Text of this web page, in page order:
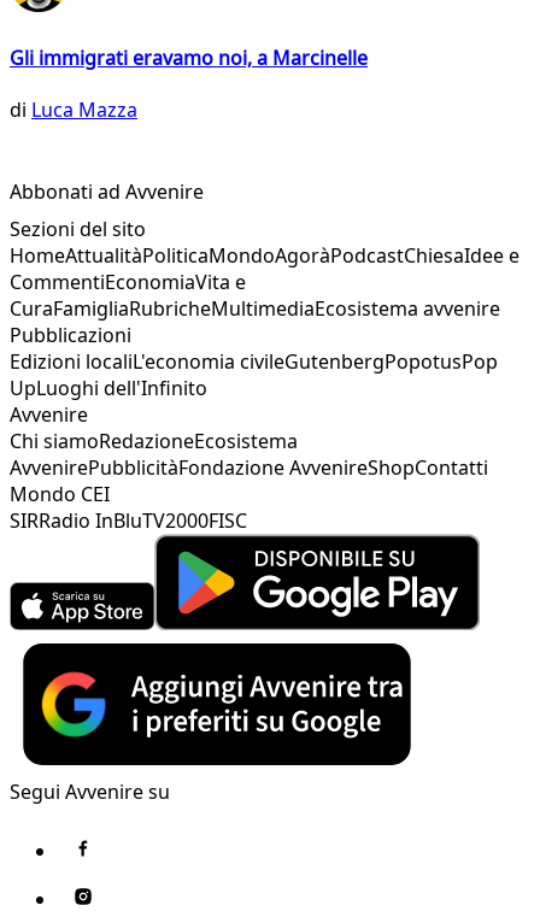
Gli immigrati eravamo noi, a Marcinelle
di Luca Mazza
Abbonati ad Avvenire
Sezioni del sito
HomeAttualitàPoliticaMondoAgoràPodcastChiesaIdee e
CommentiEconomiaVita e
CuraFamigliaRubricheMultimediaEcosistema avvenire
Pubblicazioni
Edizioni localiL'economia civileGutenbergPopotusPop
UpLuoghi dell'Infinito
Avvenire
Chi siamoRedazioneEcosistema
AvvenirePubblicitàFondazione AvvenireShopContatti
Mondo CEI
SIRRadio InBluTV2000FISC
Segui Avvenire su